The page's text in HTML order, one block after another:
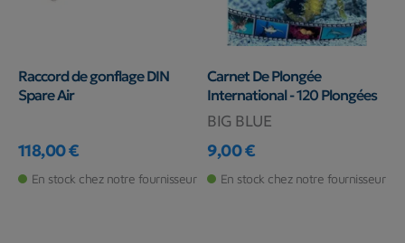
Raccord de gonflage DIN
Spare Air
Prix
118,00 €
En stock chez notre fournisseur
Carnet De Plongée
International - 120 Plongées
BIG BLUE
Prix
9,00 €
En stock chez notre fournisseur